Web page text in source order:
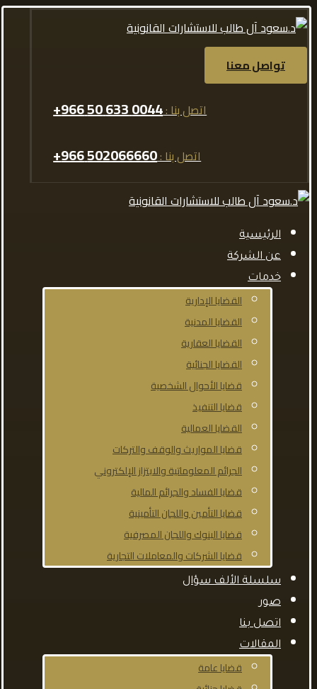
تواصل معنا
اتصل بنا :0044 633 50 966+
اتصل بنا :502066660 966+
الرئيسية
عن الشركة
خدمات
القضايا الإدارية
القضايا المدنية
القضايا العقارية
القضايا الجنائية
قضايا الأحوال الشخصية
قضايا التنفيذ
القضايا العمالية
قضايا المواريث والوقف والتركات
الجرائم المعلوماتية والابتزاز الإلكتروني
قضايا الفساد والجرائم المالية
قضايا التأمين واللجان التأمينية
قضايا البنوك واللجان المصرفية
قضايا الشركات والمعاملات التجارية
سلسلة الألف سؤال
صور
اتصل بنا
المقالات
قضايا عامة